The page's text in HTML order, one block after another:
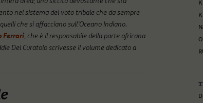
nel sistema del voto tribale che da sempre
che si affacciano sull’Oceano Indiano.
Ferrari , che è il responsabile della parte africana
Del Curatolo scrivesse il volume dedicato a